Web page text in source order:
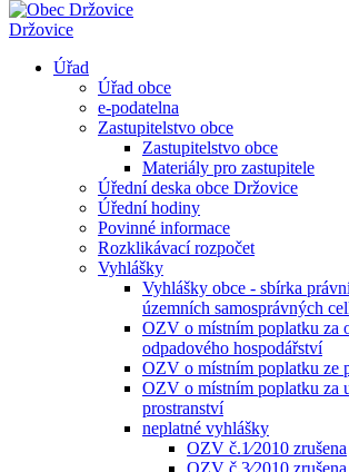
Držovice
Úřad
Úřad obce
e-podatelna
Zastupitelstvo obce
Zastupitelstvo obce
Materiály pro zastupitele
Úřední deska obce Držovice
Úřední hodiny
Povinné informace
Rozklikávací rozpočet
Vyhlášky
Vyhlášky obce - sbírka
územních samosprávných
OZV o místním poplatku za
odpadového hospodářství
OZV o místním poplatku ze
OZV o místním poplatku za
prostranství
neplatné vyhlášky
OZV č.1⁄2010 zrušena
OZV č.3⁄2010 zrušena